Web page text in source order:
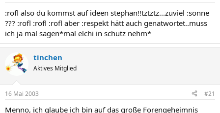
:rofl also du kommst auf ideen stephan!!tztztz...zuviel :sonne
??? :rofl :rofl :rofl aber :respekt hätt auch genatwortet..muss
ich ja mal sagen*mal elchi in schutz nehm*
tinchen
Aktives Mitglied
16 Mai 2003 #21
Menno, ich glaube ich bin auf das große Forengeheimnis